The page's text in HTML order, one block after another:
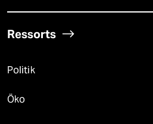
Ressorts
Politik
Öko